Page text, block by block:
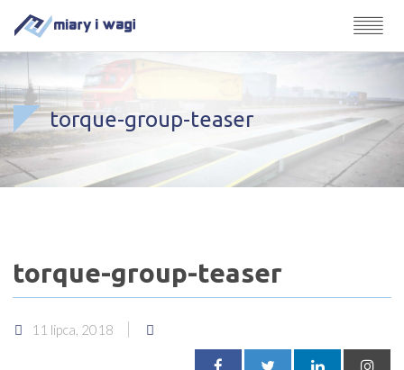
torque-group-teaser
torque-group-teaser
11 lipca, 2018